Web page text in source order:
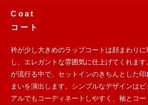
Coat
コート
衿が少し大きめのラップコートは顔まわりに
し、エレガントな雰囲気に仕上げてくれま
が流行る中で、セットインのきちんとした
まいを演出します。シンプルなデザインはビ
アルでもコーディネートしやすく、袖とコ